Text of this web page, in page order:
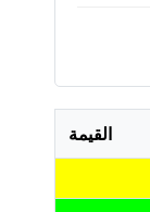
القيمة